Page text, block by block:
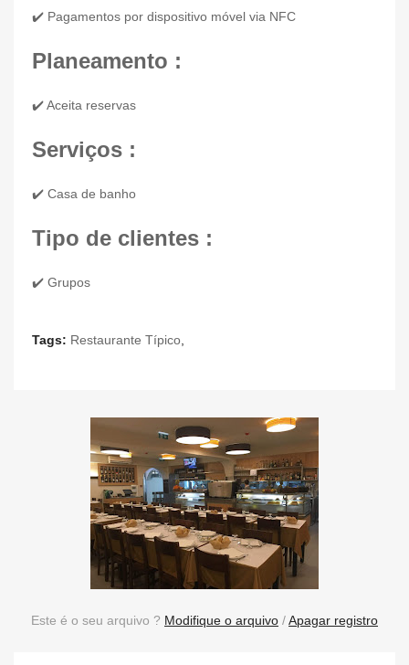
✔️ Pagamentos por dispositivo móvel via NFC
Planeamento :
✔️ Aceita reservas
Serviços :
✔️ Casa de banho
Tipo de clientes :
✔️ Grupos
Tags: Restaurante Típico
Este é o seu arquivo ? Modifique o arquivo /Apagar registro